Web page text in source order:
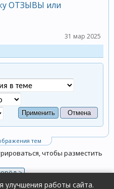
ОТЗЫВЫ или
31 мар 2025
тем
чтобы разместить
>
улучшения работы сайта.